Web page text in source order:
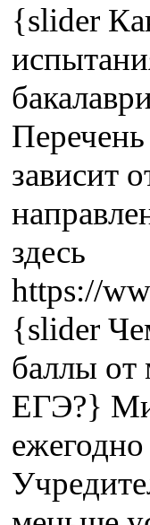
{slider
зависит
здесь
https://
{slider
баллы от
ЕГЭ?}